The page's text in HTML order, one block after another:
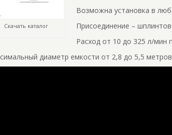
Скачать каталог
Возможна установка в
Присоединение –
Расход от 10 до 325 л/мин
диаметр емкости от 2,8 до 5,5